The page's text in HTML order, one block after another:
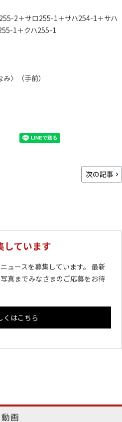
2＋サロ255-1＋サハ254-1＋サハ
1＋クハ255-1
〉（手前）
次の記事
しています
ュースを募集しています。 最新
真までみなさまのご応募をお待
くはこちら
動画